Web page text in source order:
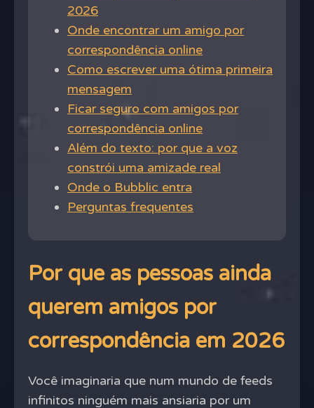
2026
Onde encontrar um amigo por
correspondência online
Como escrever uma ótima primeira
mensagem
Ficar seguro com amigos por
correspondência online
Além do texto: por que a voz
constrói uma amizade real
Onde o Bubblic entra
Perguntas frequentes
Por que as pessoas ainda
querem amigos por
correspondência em 2026
Você imaginaria que num mundo de feeds
infinitos ninguém mais ansiaria por um